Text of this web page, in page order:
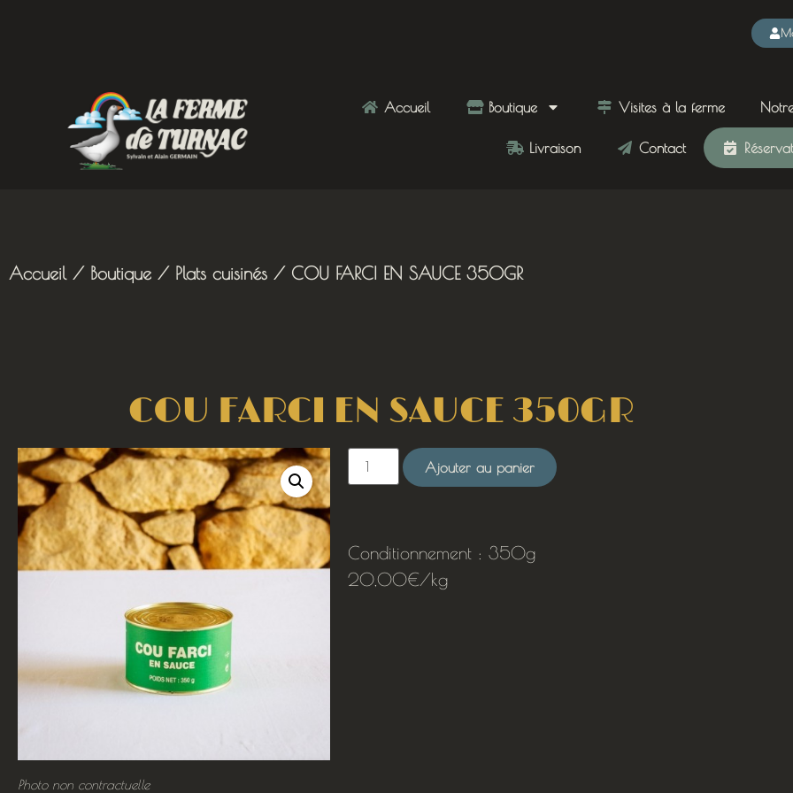
Accueil Boutique Visites à la ferme
Livraison Contact
Accueil / Boutique / Plats cuisinés / COU FARCI EN SAUCE 350GR
COU FARCI EN SAUCE 350GR
Photo non contractuelle
Ajouter au panier
Conditionnement : 350g
20,00€/kg